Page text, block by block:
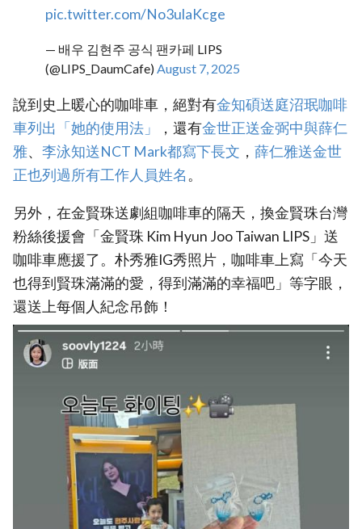
pic.twitter.com/No3ulaKcge
— 배우 김현주 공식 팬카페 LIPS
(@LIPS_DaumCafe)August 7, 2025
說到史上暖心的咖啡車，絕對有‎金知碩送庭沼珉咖啡
車列出「她的使用法」‎
，還有‎金世正送金弼中與薛仁
雅、 ‎李泳知送NCT Mark都寫下長文‎ ， 薛仁雅送金世
正也列過所有工作人員姓名 。
另外，在金賢珠送劇組咖啡車的隔天，換金賢珠台灣
粉絲後援會「金賢珠 Kim Hyun Joo Taiwan LIPS」送
咖啡車應援了。朴秀雅IG秀照片，咖啡車上寫「今天
也得到賢珠滿滿的愛，得到滿滿的幸福吧」等字眼，
還送上每個人紀念吊飾！